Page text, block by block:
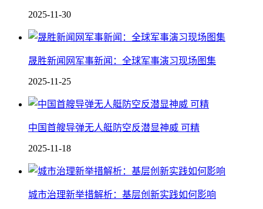
2025-11-30
晟胜新闻网军事新闻：全球军事演习现场图集
2025-11-25
中国 首艘导弹无人艇防空反潜显神威 可精
2025-11-18
城市治理新举措解析：基层创新实践如何影响